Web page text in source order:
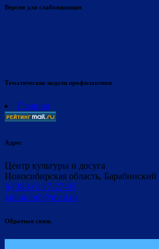
Версия для слабовидящих
Тематические недели профилактики
Главная
Адрес
Центр культуры и досуга
Новосибирская область,
8-(383-61) 7-27-95
kulturabrb@mail.ru
Обратная связь